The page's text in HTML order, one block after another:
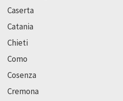
Caserta
Catania
Chieti
Como
Cosenza
Cremona